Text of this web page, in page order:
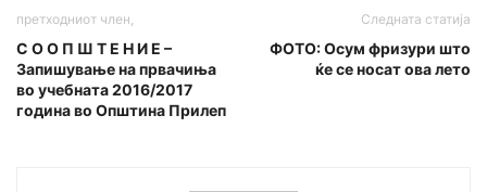
претходниот член,
С О О П Ш Т Е Н И Е –
Запишување на првачиња
во учебната 2016/2017
година во Општина Прилеп
Следната статија
ФОТО: Осум фризури што
ќе се носат ова лето